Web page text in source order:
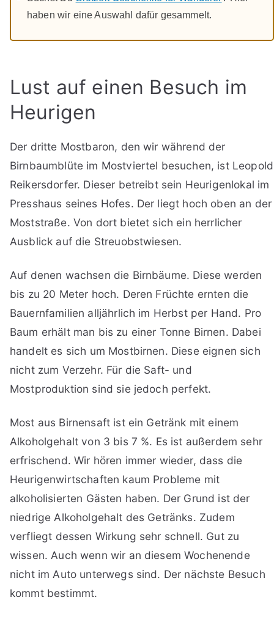
haben wir eine Auswahl dafür gesammelt.
Lust auf einen Besuch im
Heurigen
Der dritte Mostbaron, den wir während der
Birnbaumblüte im Mostviertel besuchen, ist Leopold
Reikersdorfer. Dieser betreibt sein Heurigenlokal im
Presshaus seines Hofes. Der liegt hoch oben an der
Moststraße. Von dort bietet sich ein herrlicher
Ausblick auf die Streuobstwiesen.
Auf denen wachsen die Birnbäume. Diese werden
bis zu 20 Meter hoch. Deren Früchte ernten die
Bauernfamilien alljährlich im Herbst per Hand. Pro
Baum erhält man bis zu einer Tonne Birnen. Dabei
handelt es sich um Mostbirnen. Diese eignen sich
nicht zum Verzehr. Für die Saft- und
Mostproduktion sind sie jedoch perfekt.
Most aus Birnensaft ist ein Getränk mit einem
Alkoholgehalt von 3 bis 7 %. Es ist außerdem sehr
erfrischend. Wir hören immer wieder, dass die
Heurigenwirtschaften kaum Probleme mit
alkoholisierten Gästen haben. Der Grund ist der
niedrige Alkoholgehalt des Getränks. Zudem
verfliegt dessen Wirkung sehr schnell. Gut zu
wissen. Auch wenn wir an diesem Wochenende
nicht im Auto unterwegs sind. Der nächste Besuch
kommt bestimmt.